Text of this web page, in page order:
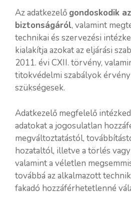
Az adatkezelő gondoskodik
biztonságáról, valamint
technikai és szervezési
kialakítja azokat az eljárási
2011. évi CXII. törvény,
titokvédelmi szabályok
szükségesek.
Adatkezelő megfelelő
adatokat a jogosulatlan
megváltoztatástól,
hozataltól, illetve a törlés
valamint a véletlen
továbbá az alkalmazott
fakadó hozzáférhetetlenné